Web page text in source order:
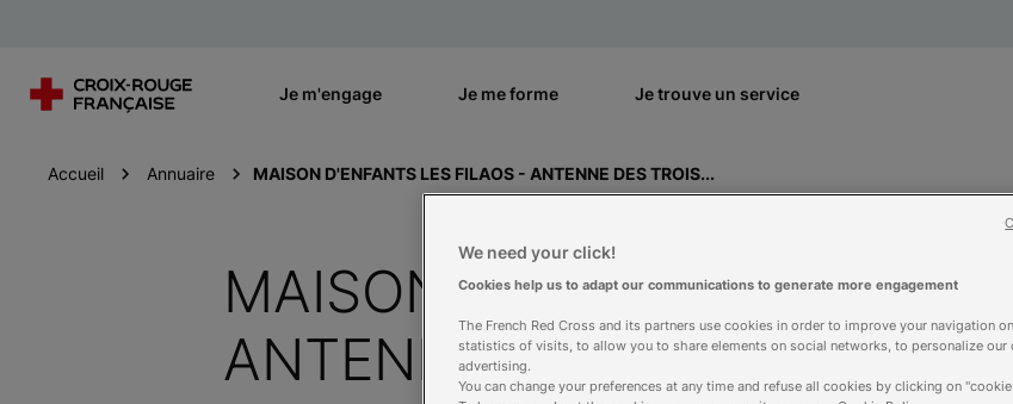
Je m'engage Je me forme Je trouve un service
Accueil Annuaire MAISON D'ENFANTS LES FILAOS - ANTENNE DES TROIS...
MAISON D'ENFANTS LES
ANTENNE DES TROIS
We need your click!
Cookies help us to adapt our communications to generate more engagement
The French Red Cross and its partners use cookies in order to improve your navigation
statistics of visits, to allow you to share elements on social networks, to personalize our
advertising.
You can change your preferences at any time and refuse all cookies by clicking on